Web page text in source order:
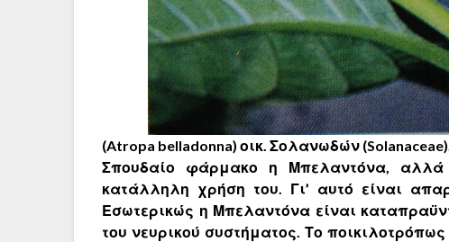
(Atropa belladonna) οικ. Σολανωδών
Σπουδαίο φάρμακο η Μπελαντόνα, αλλά
κατάλληλη χρήση του. Γι’ αυτό είναι
Εσωτερικώς η Μπελαντόνα είναι
του νευρικού συστήματος. Το